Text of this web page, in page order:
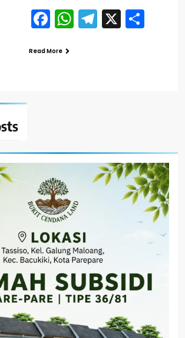
Facebook
WhatsApp
Telegram
X
Read More